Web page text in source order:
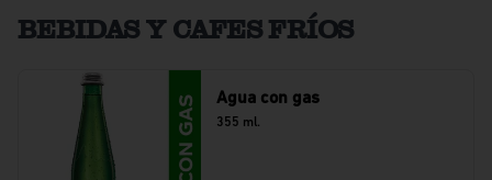
BEBIDAS Y CAFES FRÍOS
Agua con gas
355 ml.